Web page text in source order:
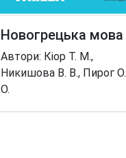
Новогрецька мова
Автори: Кіор Т. М.,
Никишова В. В., Пирог О.
О.